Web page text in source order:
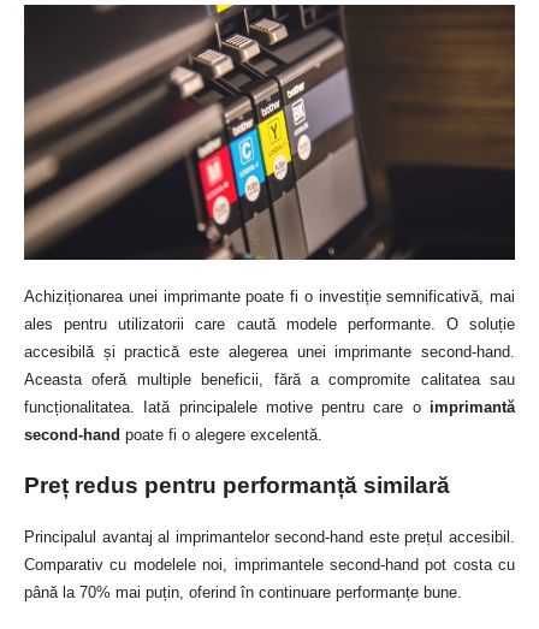
Achiziționarea unei imprimante poate fi o investiție semnificativă, mai
ales pentru utilizatorii care caută modele performante. O soluție
accesibilă și practică este alegerea unei imprimante second-hand.
Aceasta oferă multiple beneficii, fără a compromite calitatea sau
funcționalitatea. Iată principalele motive pentru care o imprimantă
second-hand poate fi o alegere excelentă.
Preț redus pentru performanță similară
Principalul avantaj al imprimantelor second-hand este prețul accesibil.
Comparativ cu modelele noi, imprimantele second-hand pot costa cu
până la 70% mai puțin, oferind în continuare performanțe bune.